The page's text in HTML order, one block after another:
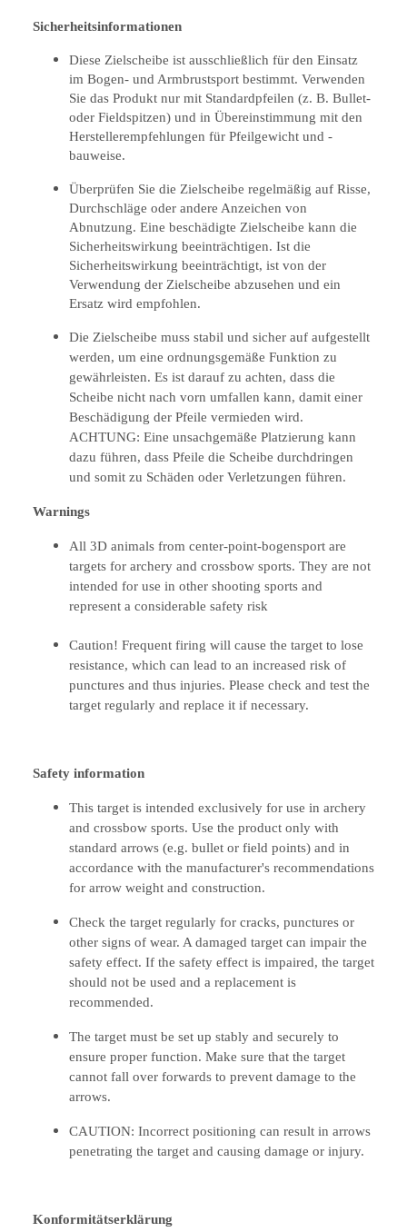
Sicherheitsinformationen
Diese Zielscheibe ist ausschließlich für den Einsatz
im Bogen- und Armbrustsport bestimmt. Verwenden
Sie das Produkt nur mit Standardpfeilen (z. B. Bullet-
oder Fieldspitzen) und in Übereinstimmung mit den
Herstellerempfehlungen für Pfeilgewicht und -
bauweise.
Überprüfen Sie die Zielscheibe regelmäßig auf Risse,
Durchschläge oder andere Anzeichen von
Abnutzung. Eine beschädigte Zielscheibe kann die
Sicherheitswirkung beeinträchtigen. Ist die
Sicherheitswirkung beeinträchtigt, ist von der
Verwendung der Zielscheibe abzusehen und ein
Ersatz wird empfohlen.
Die Zielscheibe muss stabil und sicher auf aufgestellt
werden, um eine ordnungsgemäße Funktion zu
gewährleisten. Es ist darauf zu achten, dass die
Scheibe nicht nach vorn umfallen kann, damit einer
Beschädigung der Pfeile vermieden wird.
ACHTUNG: Eine unsachgemäße Platzierung kann
dazu führen, dass Pfeile die Scheibe durchdringen
und somit zu Schäden oder Verletzungen führen.
Warnings
All 3D animals from center-point-bogensport are
targets for archery and crossbow sports. They are not
intended for use in other shooting sports and
represent a considerable safety risk
Caution! Frequent firing will cause the target to lose
resistance, which can lead to an increased risk of
punctures and thus injuries. Please check and test the
target regularly and replace it if necessary.
Safety information
This target is intended exclusively for use in archery
and crossbow sports. Use the product only with
standard arrows (e.g. bullet or field points) and in
accordance with the manufacturer's recommendations
for arrow weight and construction.
Check the target regularly for cracks, punctures or
other signs of wear. A damaged target can impair the
safety effect. If the safety effect is impaired, the target
should not be used and a replacement is
recommended.
The target must be set up stably and securely to
ensure proper function. Make sure that the target
cannot fall over forwards to prevent damage to the
arrows.
CAUTION: Incorrect positioning can result in arrows
penetrating the target and causing damage or injury.
Konformitätserklärung